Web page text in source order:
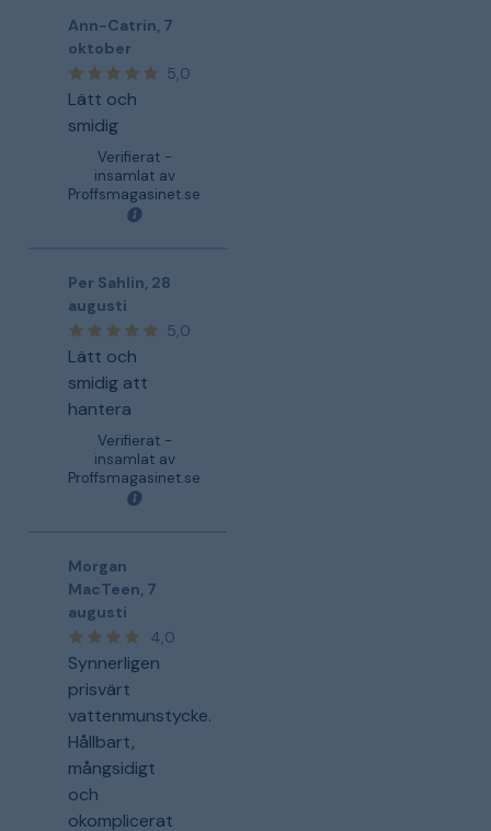
Ann-Catrin 7
oktober
5,0
Lätt och
smidig
Verifierat -
insamlat av
Proffsmagasinet.se
Per Sahlin 28
augusti
5,0
Lätt och
smidig att
hantera
Verifierat -
insamlat av
Proffsmagasinet.se
Morgan
MacTeen 7
augusti
4,0
Synnerligen
prisvärt
vattenmunstycke.
Hållbart,
mångsidigt
och
okomplicerat